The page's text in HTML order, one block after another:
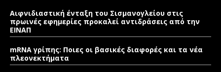
Αιφνιδιαστική ένταξη του Σισμανογλείου στις
πρωινές εφημερίες προκαλεί αντιδράσεις από την
ΕΙΝΑΠ
mRNA γρίπης: Ποιες οι βασικές διαφορές και τα νέα
πλεονεκτήματα